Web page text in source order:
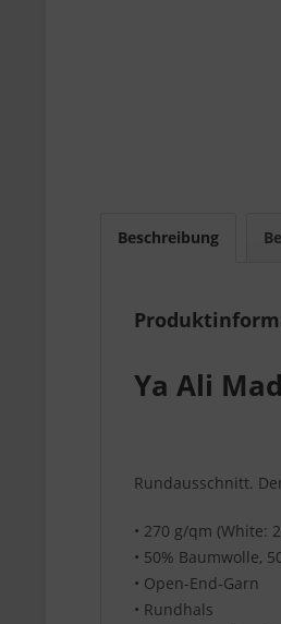
Beschreibung
Ya Ali
Rundausschnitt.
• 270 g/qm (White:
• 50% Baumwolle,
• Open-End-Garn
• Rundhals